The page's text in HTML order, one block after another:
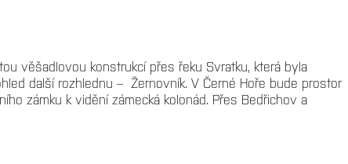
věšadlovou konstrukcí přes řeku Svratku, která byla
další rozhlednu – Žernovník. V Černé Hoře bude prostor
zámku k vidění zámecká kolonád. Přes Bedřichov a